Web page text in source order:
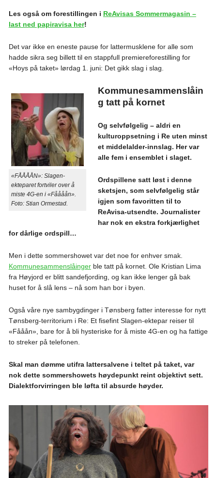
Les også om forestillingen i ReAvisas Sommermagasin –
last ned papiravisa her!
Det var ikke en eneste pause for lattermusklene for alle som
hadde sikra seg billett til en stappfull premiereforestilling for
«Hoys på taket» lørdag 1. juni: Det gikk slag i slag.
«FÅÅÅÅN»: Slagen-
ekteparet fortviler over å
miste 4G-en i «Fåååån».
Foto: Stian Ormestad.
Kommunesammenslåin
g tatt på kornet
Og selvfølgelig – aldri en
kulturoppsetning i Re uten minst
et middelalder-innslag. Her var
alle fem i ensemblet i slaget.
Ordspillene satt løst i denne
sketsjen, som selvfølgelig står
igjen som favoritten til to
ReAvisa-utsendte. Journalister
har nok en ekstra forkjærlighet
for dårlige ordspill…
Men i dette sommershowet var det noe for enhver smak.
Kommunesammenslåingerble tatt på kornet. Ole Kristian Lima
fra Høyjord er blitt sandefjording, og kan ikke lenger gå bak
huset for å slå lens – nå som han bor i byen.
Også våre nye sambygdinger i Tønsberg fatter interesse for nytt
Tønsberg-territorium i Re: Et fisefint Slagen-ektepar reiser til
«Fååån», bare for å bli hysteriske for å miste 4G-en og ha fattige
to streker på telefonen.
Skal man dømme utifra lattersalvene i teltet på taket, var
nok dette sommershowets høydepunkt reint objektivt sett.
Dialektforvirringen ble løfta til absurde høyder.